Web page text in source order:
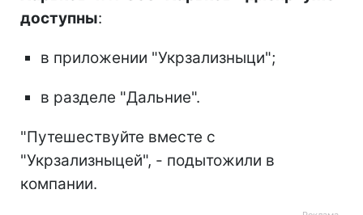
доступны:
в приложении "Укрзализныци";
в разделе "Дальние".
"Путешествуйте вместе с
"Укрзализныцей", - подытожили в
компании.